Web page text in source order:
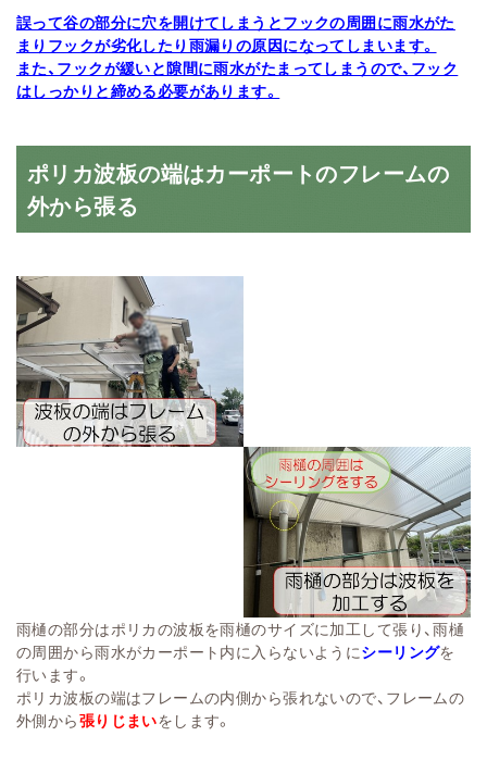
誤って谷の部分に穴を開けてしまうとフックの周囲に雨水がた
まりフックが劣化したり雨漏りの原因になってしまいます。
また、フックが緩いと隙間に雨水がたまってしまうので、フック
はしっかりと締める必要があります。
ポリカ波板の端はカーポートのフレームの
外から張る
雨樋の部分はポリカの波板を雨樋のサイズに加工して張り、雨樋
の周囲から雨水がカーポート内に入らないようにシーリングを
行います。
ポリカ波板の端はフレームの内側から張れないので、フレームの
外側から張りじまいをします。